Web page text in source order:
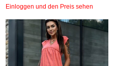
Einloggen und den Preis sehen